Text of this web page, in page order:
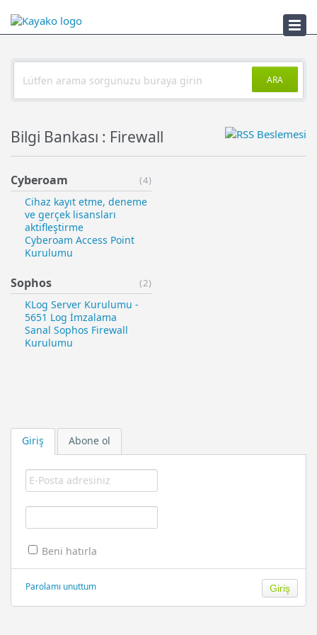
Sorun Çözücü
Giriş Abone ol
Beni hatırla
Parolamı unuttum
ARA
Bilgi Bankası : Firewall
(4)
Cyberoam
Cihaz kayıt etme, deneme
ve gerçek lisansları
aktifleştirme
Cyberoam Access Point
Kurulumu
(2)
Sophos
KLog Server Kurulumu -
5651 Log İmzalama
Sanal Sophos Firewall
Kurulumu